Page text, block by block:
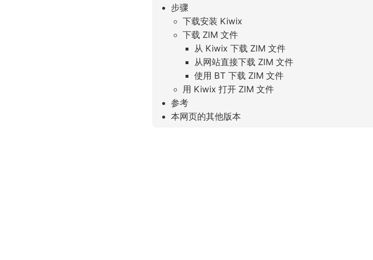
步骤
下载安装 Kiwix
下载 ZIM 文件
从 Kiwix 下载 ZIM 文件
从网站直接下载 ZIM 文件
使用 BT 下载 ZIM 文件
用 Kiwix 打开 ZIM 文件
参考
本网页的其他版本